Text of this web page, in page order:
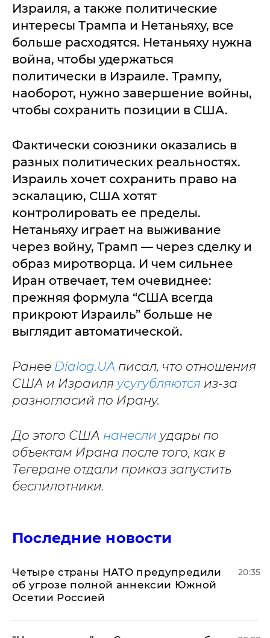
Израиля, а также политические
интересы Трампа и Нетаньяху, все
больше расходятся. Нетаньяху нужна
война, чтобы удержаться
политически в Израиле. Трампу,
наоборот, нужно завершение войны,
чтобы сохранить позиции в США.
Фактически союзники оказались в
разных политических реальностях.
Израиль хочет сохранить право на
эскалацию, США хотят
контролировать ее пределы.
Нетаньяху играет на выживание
через войну, Трамп — через сделку и
образ миротворца. И чем сильнее
Иран отвечает, тем очевиднее:
прежняя формула “США всегда
прикроют Израиль” больше не
выглядит автоматической.
Ранее Dialog.UA писал, что отношения
США и Израиля усугубляются из-за
разногласий по Ирану.
До этого США нанесли удары по
объектам Ирана после того, как в
Тегеране отдали приказ запустить
беспилотники.
Последние новости
Четыре страны НАТО предупредили
об угрозе полной аннексии Южной
Осетии Россией
20:35